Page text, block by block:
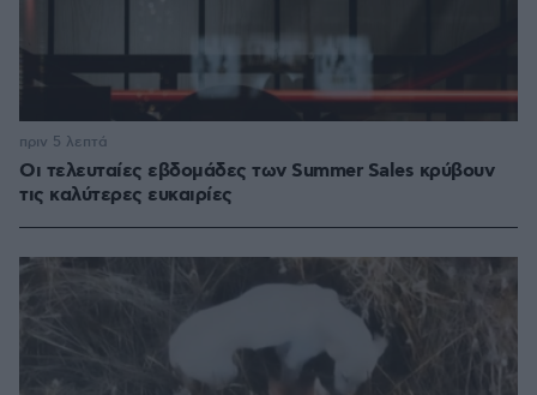
Οι τελευταίες εβδομάδες των Summer Sales κρύβουν
τις καλύτερες ευκαιρίες
πριν 5 λεπτά